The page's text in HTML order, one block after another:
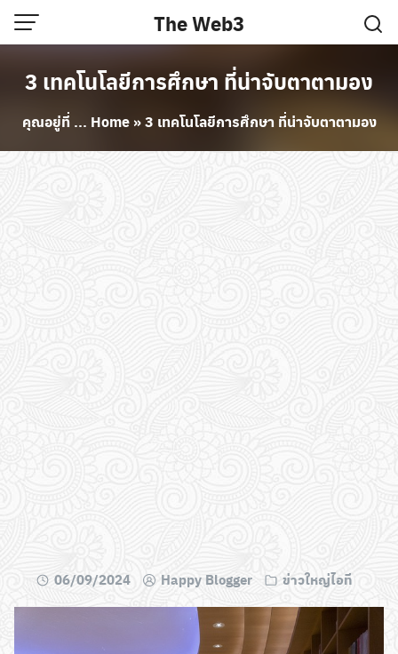
Skip
to
content
The Web3
3 เทคโนโลยีการศึกษา ที่น่าจับตาตามอง
คุณอยู่ที่ ... Home»3 เทคโนโลยีการศึกษา ที่น่าจับตาตามอง
06/09/2024 Happy Blogger ข่าวใหญ่ไอที